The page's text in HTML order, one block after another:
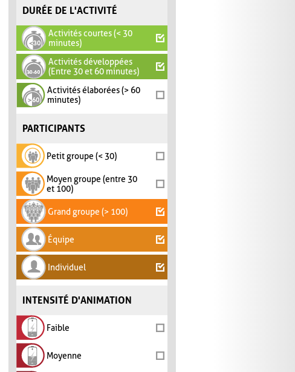
DURÉE DE L'ACTIVITÉ
Activités courtes (< 30
minutes)
Activités développées
(Entre 30 et 60 minutes)
Activités élaborées (> 60
minutes)
PARTICIPANTS
Petit groupe (< 30)
Moyen groupe (entre 30
et 100)
Grand groupe (> 100)
Équipe
Individuel
INTENSITÉ D'ANIMATION
Faible
Moyenne